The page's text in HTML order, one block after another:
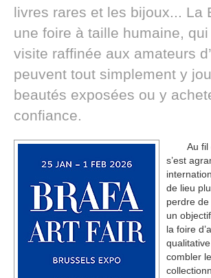
livres rares et les bijoux... La
une foire à taille humaine,
visite raffinée aux amateurs
peuvent tout simplement y
beautés exposées ou y
confiance.
Au fil
s’est
de lieu
perdre
un
la foire
combler